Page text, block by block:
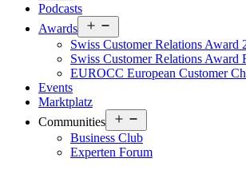
Podcasts
Awards
menu
Swiss Customer Relations Award
Swiss Customer Relations Award
EUROCC European Customer
Events
Marktplatz
Communities
menu
Business Club
Experten Forum